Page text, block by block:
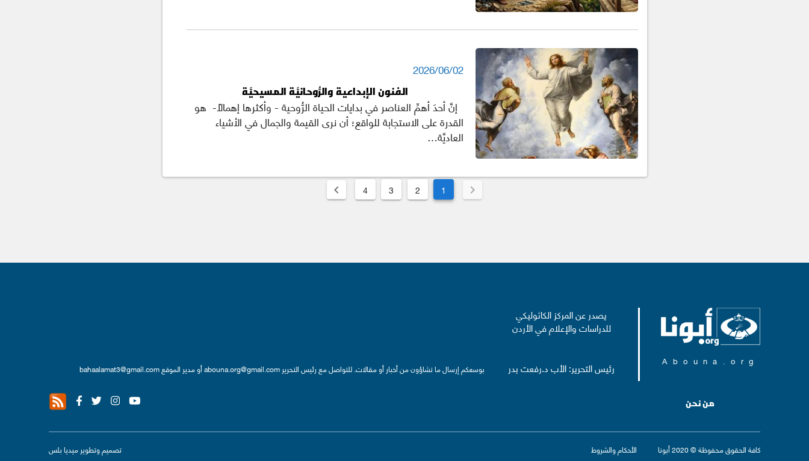
2026/06/02
الفنون الإبداعية والرُّوحانيَّة المسيحيَّة
إنَّ أحدَ أهمِّ العناصر في بدايات الحياة الرُّوحية - وأكثرها إهمالًا- هو
القدرة على الاستجابة للواقع؛ أن نرى القيمة والجمال في الأشياء
العاديَّة…
1
2
3
4
Abouna.org
يصدر عن المركز الكاثوليكي
للدراسات والإعلام في الأردن
رئيس التحرير: الأب د.رفعت بدر بوسعكم إرسال ما تشاؤون من أخبار أو مقالات. للتواصل مع رئيس التحريرabouna.org@gmail.comأو مدير الموقعbahaalamat3@gmail.com
من نحن
كافة الحقوق محفوظة © 2020 أبونا الأحكام والشروط تصميم وتطويرميديا بلس